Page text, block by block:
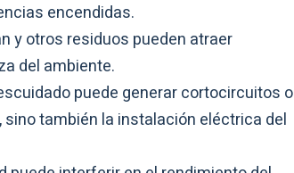
encendidas.
y otros residuos pueden atraer
del ambiente.
puede generar cortocircuitos o
también la instalación eléctrica del